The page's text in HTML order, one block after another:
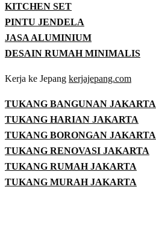
KITCHEN SET
PINTU JENDELA
JASA ALUMINIUM
DESAIN RUMAH MINIMALIS
Kerja ke Jepang kerjajepang.com
TUKANG BANGUNAN JAKARTA
TUKANG HARIAN JAKARTA
TUKANG BORONGAN JAKARTA
TUKANG RENOVASI JAKARTA
TUKANG RUMAH JAKARTA
TUKANG MURAH JAKARTA